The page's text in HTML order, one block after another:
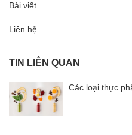
Bài viết
Liên hệ
TIN LIÊN QUAN
Các loại thực